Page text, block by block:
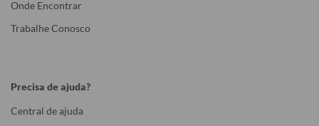
Onde Encontrar
Trabalhe Conosco
Precisa de ajuda?
Central de ajuda